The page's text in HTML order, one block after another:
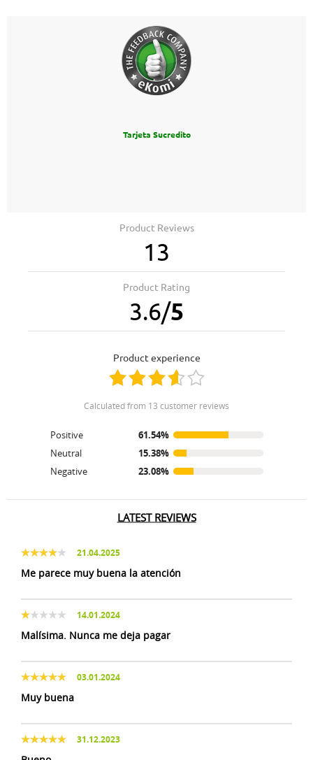
Tarjeta Sucredito
Product Reviews
13
Product Rating
3.6/5
product experience
calculated from 13 customer reviews
Positive
61.54%
Neutral
15.38%
Negative
23.08%
LATEST REVIEWS
21.04.2025
Me parece muy buena la atención
14.01.2024
Malísima. Nunca me deja pagar
03.01.2024
Muy buena
31.12.2023